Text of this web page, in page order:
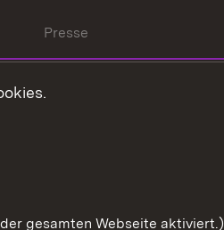
Presse
Bürgerreferenten
Publikationen
gesamten Webseite aktiviert.)